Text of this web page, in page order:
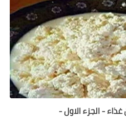
- الجزء الاول -